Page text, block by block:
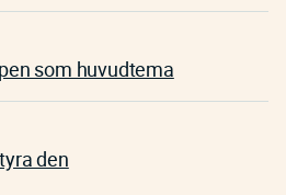
som huvudtema
den